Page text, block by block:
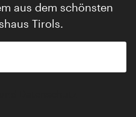
aus dem schönsten
Tirols.